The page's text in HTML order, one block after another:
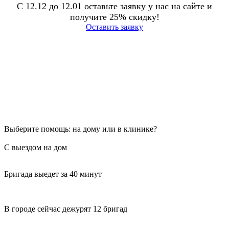
С 12.12 до 12.01 оставьте заявку у нас на сайте и
получите 25% скидку!
Оставить заявку
Выберите помощь: на дому или в клинике?
С выездом на дом
Бригада выедет за 40 минут
В городе сейчас дежурят 12 бригад